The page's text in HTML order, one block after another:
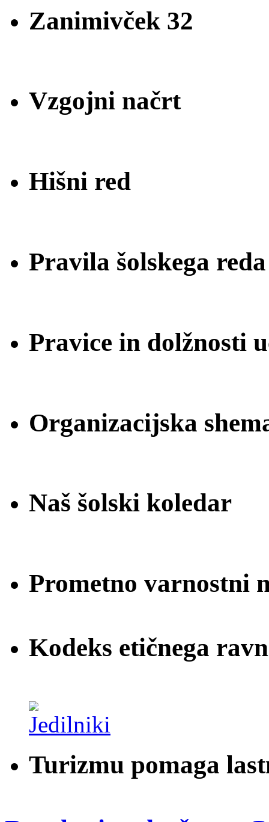
Zanimivček 32
Vzgojni načrt
Hišni red
Pravila šolskega reda
Pravice in dolžnosti
Organizacijska
Naš šolski koledar
Prometno varnostni
Kodeks etičnega
Turizmu pomaga